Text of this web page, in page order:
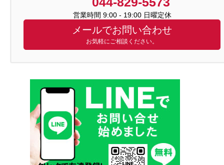
営業時間 9:00 - 19:00 日曜定休
メールでお問い合わせ
お気軽にご相談ください。